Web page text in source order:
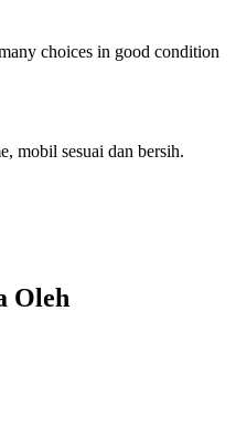
choices in good condition
mobil sesuai dan bersih.
Oleh